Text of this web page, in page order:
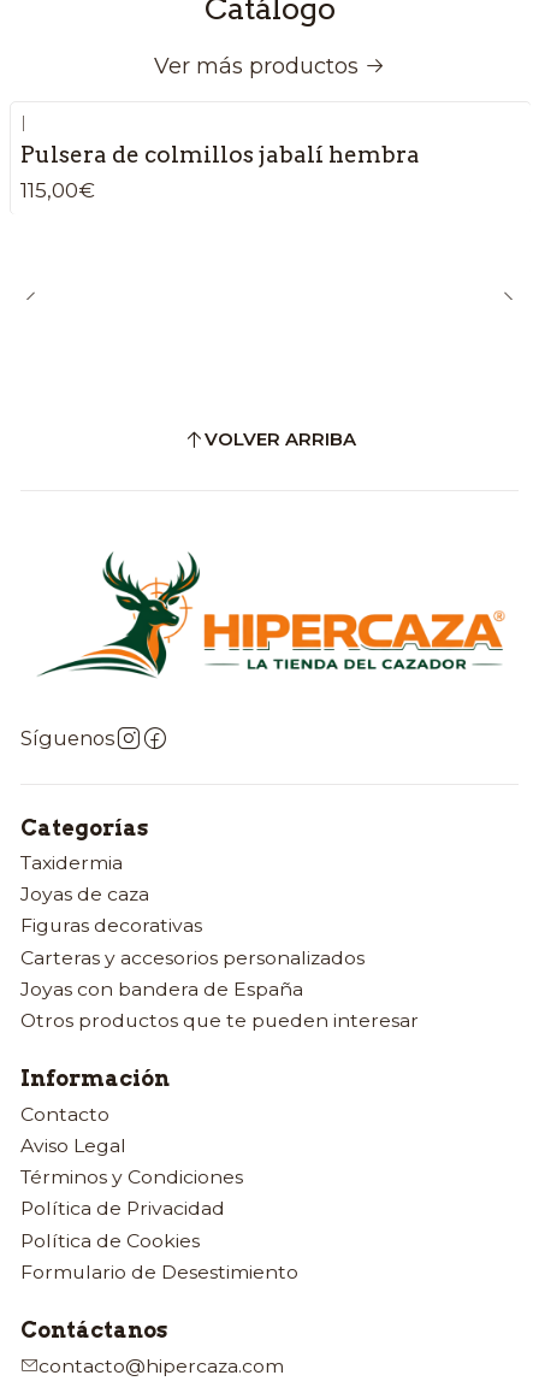
Catálogo
Ver más productos
|
Pulsera de colmillos jabalí hembra
115,00€
VOLVER ARRIBA
Síguenos
Categorías
Taxidermia
Joyas de caza
Figuras decorativas
Carteras y accesorios personalizados
Joyas con bandera de España
Otros productos que te pueden interesar
Información
Contacto
Aviso Legal
Términos y Condiciones
Política de Privacidad
Política de Cookies
Formulario de Desestimiento
Contáctanos
contacto@hipercaza.com